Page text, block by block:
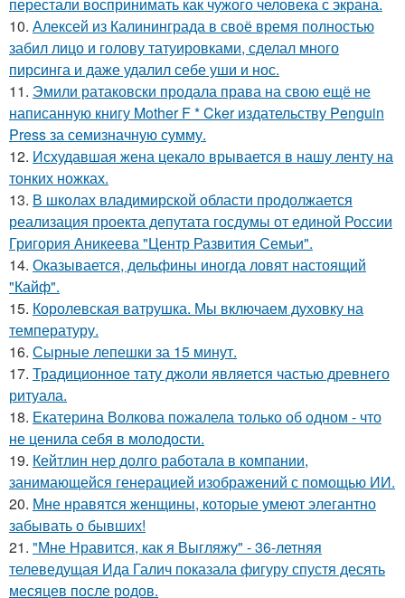
10. Алексей из Калининграда в своё время полностью
забил лицо и голову татуировками, сделал много
пирсинга и даже удалил себе уши и нос.
11. Эмили ратаковски продала права на свою ещё не
написанную книгу Mother F * Cker издательству Penguin
Press за семизначную сумму.
12. Исхудавшая жена цекало врывается в нашу ленту на
тонких ножках.
13. В школах владимирской области продолжается
реализация проекта депутата госдумы от единой России
Григория Аникеева "Центр Развития Семьи".
14. Оказывается, дельфины иногда ловят настоящий
"Кайф".
15. Королевская ватрушка. Мы включаем духовку на
температуру.
16. Сырные лепешки за 15 минут.
17. Традиционное тату джоли является частью древнего
ритуала.
18. Екатерина Волкова пожалела только об одном - что
не ценила себя в молодости.
19. Кейтлин нер долго работала в компании,
занимающейся генерацией изображений с помощью ИИ.
20. Мне нравятся женщины, которые умеют элегантно
забывать о бывших!
21. "Мне Нравится, как я Выгляжу" - 36-летняя
телеведущая Ида Галич показала фигуру спустя десять
месяцев после родов.